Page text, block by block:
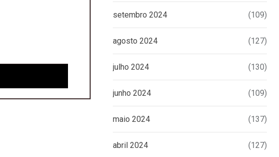
setembro 2024 (109)
agosto 2024 (127)
julho 2024 (130)
junho 2024 (109)
maio 2024 (137)
abril 2024 (127)